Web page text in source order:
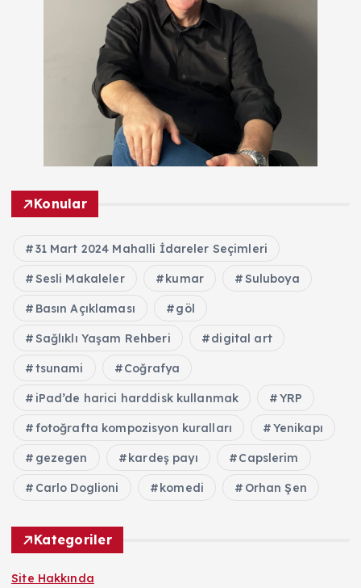
Konular
31 Mart 2024 Mahalli İdareler Seçimleri
Sesli Makaleler kumar Suluboya
Basın Açıklaması göl
Sağlıklı Yaşam Rehberi digital art
tsunami Coğrafya
iPad’de harici harddisk kullanmak YRP
fotoğrafta kompozisyon kuralları Yenikapı
gezegen kardeş payı Capslerim
Carlo Doglioni komedi Orhan Şen
Kategoriler
Site Hakkında